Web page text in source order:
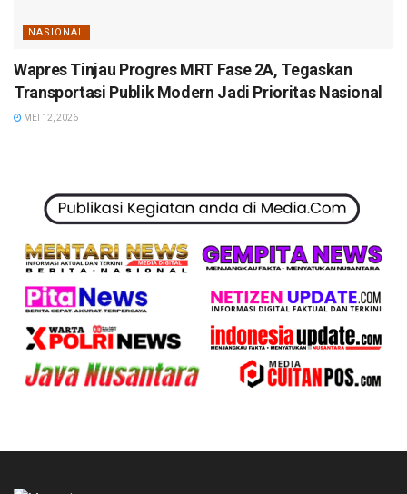
NASIONAL
Wapres Tinjau Progres MRT Fase 2A, Tegaskan
Transportasi Publik Modern Jadi Prioritas Nasional
MEI 12, 2026